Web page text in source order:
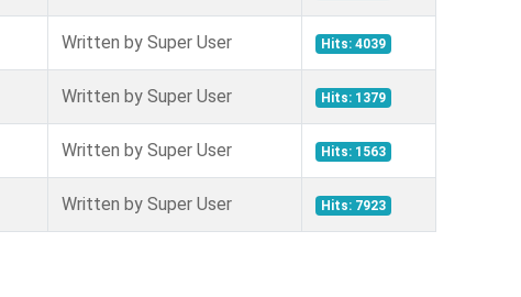
Written by Super User Hits: 4039
Written by Super User Hits: 1379
Written by Super User Hits: 1563
Written by Super User Hits: 7923